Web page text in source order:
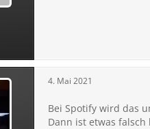
4. Mai 2021
Bei Spotify wird das
Dann ist etwas